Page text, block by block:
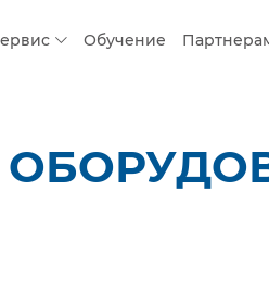
Обучение